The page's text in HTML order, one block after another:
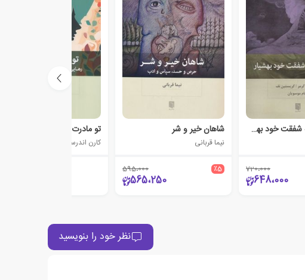
آموزش برنامه شفقت خود بهشیار
720،000
648،000
شاهان خیر و شر
نیما قربانی
٪5 595،000
565،250
تو مادرت نیستی
کارن اندرسن
نظر خود را بنویسید